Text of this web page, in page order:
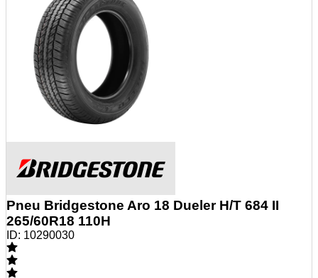
Pneu Bridgestone Aro 18 Dueler H/T 684 II
265/60R18 110H
ID: 10290030